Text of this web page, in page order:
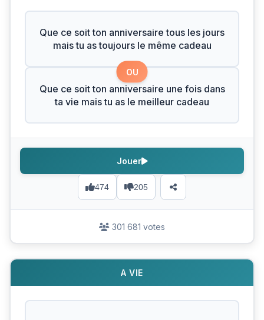
Que ce soit ton anniversaire tous les jours
mais tu as toujours le même cadeau
OU
Que ce soit ton anniversaire une fois dans
ta vie mais tu as le meilleur cadeau
474 205
Jouer
301 681 votes
A VIE